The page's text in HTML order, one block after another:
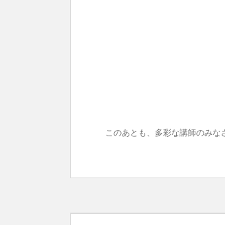
このあとも、多彩な講師のみな